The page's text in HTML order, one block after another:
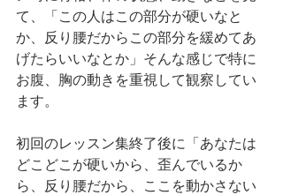
て、「この人はこの部分が硬いなと
か、反り腰だからこの部分を緩めてあ
げたらいいなとか」そんな感じで特に
お腹、胸の動きを重視して観察してい
ます。
初回のレッスン集終了後に「あなたは
どこどこが硬いから、歪んでいるか
ら、反り腰だから、ここを動かさない